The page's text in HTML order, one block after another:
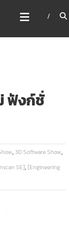
ฟังก์ชั่
,3D Software Show,
SE],[Engineering